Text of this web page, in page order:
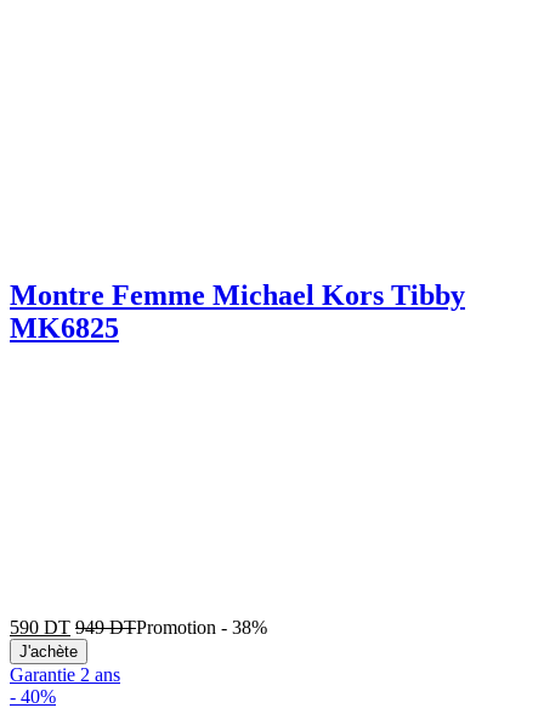
Montre Femme Michael Kors Tibby
MK6825
590 DT 949DTPromotion - 38%
J'achète
Garantie 2 ans
- 40%